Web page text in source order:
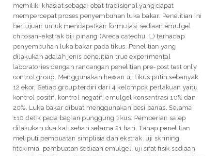
memiliki khasiat sebagai obat tradisional yang dapat
mempercepat proses penyembuhan luka bakar. Penelitian ini
bertujuan untuk mendapatkan formulasi sediaan emulgel
chitosan-ekstrak biji pinang (Areca catechu .L) terhadap
penyembuhan luka bakar pada tikus. Penelitian yang
dilakukan adalah jenis penelitian true experimental
laboratories dengan rancangan penelitian pre-post test only
control group. Menggunakan hewan uji tikus putih sebanyak
12 ekor. Setiap group terdiri dari 4 kelompok perlakuan yaitu
kontrol positif, kontrol negatif, emulgel konsentrasi 10% dan
20%. Luka bakar dibuat menggunakan besi panas. Selama
±10 detik pada bagian punggung tikus. Pemberian salep
dilakukan dua kali sehari selama 21 hari. Tahap penelitian
meliputi pembuatan simplisia dan ekstrak, uji skrining
fitokimia, pembuatan sediaan emulgel, uji sifat fisik sediaan